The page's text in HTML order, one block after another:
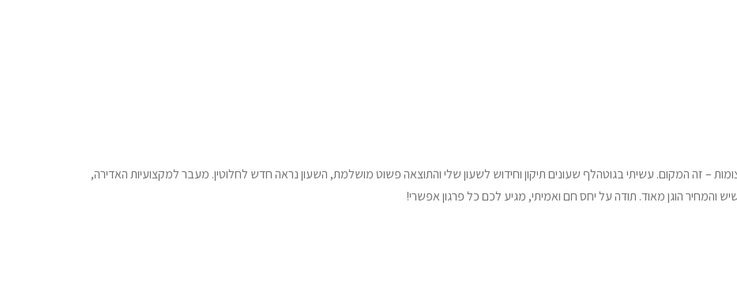
– זה המקום. עשיתי בגוטהלף שעונים תיקון וחידוש לשעון שלי והתוצאה פשוט מושלמת, השעון נראה חדש לחלוטין. מעבר למקצועיות האדירה,
והמחיר הוגן מאוד. תודה על יחס חם ואמיתי, מגיע לכם כל פרגון אפשרי!